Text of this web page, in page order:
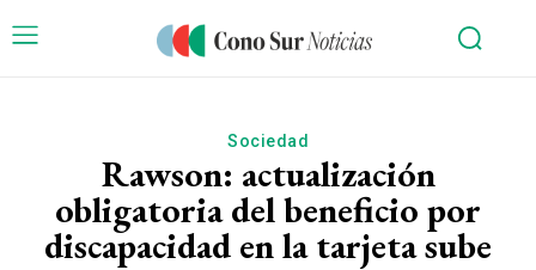
Sociedad
Rawson: actualización
obligatoria del beneficio por
discapacidad en la tarjeta sube